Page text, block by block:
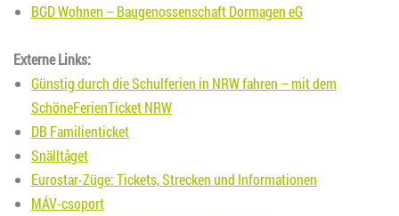
BGD Wohnen – Baugenossenschaft Dormagen eG
Externe Links:
Günstig durch die Schulferien in NRW fahren – mit dem
SchöneFerienTicket NRW
DB Familienticket
Snälltåget
Eurostar-Züge: Tickets, Strecken und Informationen
MÁV-csoport